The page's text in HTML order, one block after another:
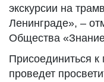
экскурсии на
Ленинграде», –
Общества
Присоединиться
проведет